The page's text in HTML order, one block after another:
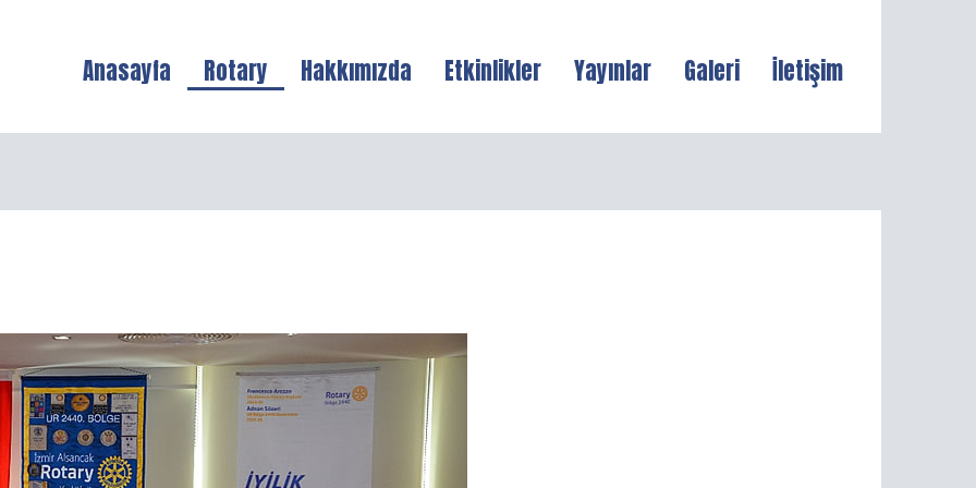
Anasayfa Rotary Hakkımızda Etkinlikler Yayınlar Galeri İletişim